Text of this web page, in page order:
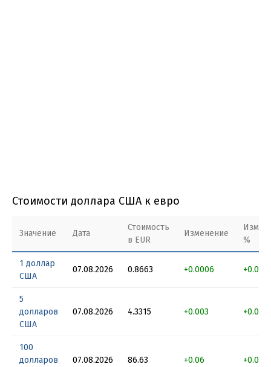
Стоимости доллара США к евро
Значение Дата
Стоимость
в EUR
Изменение
%
1 доллар
США
07.08.2026 0.8663 +0.0006
5
долларов
США
07.08.2026 4.3315 +0.003
100
долларов
07.08.2026 86.63 +0.06